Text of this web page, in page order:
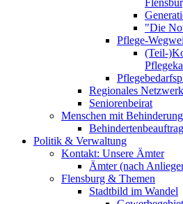
"Die
Pflege-
(Teil-
Regionales
Seniorenbeirat
Menschen mit Behinderung
Politik & Verwaltung
Kontakt: Unsere Ämter
Ämter (nach
Flensburg & Themen
Stadtbild im Wandel